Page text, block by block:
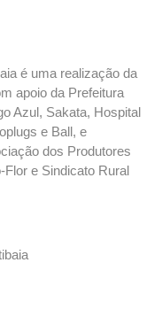
é uma realização da
apoio da Prefeitura
Azul, Sakata, Hospital
e Ball, e
dos Produtores
Flor e Sindicato Rural